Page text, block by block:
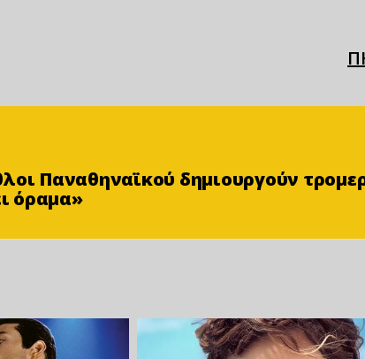
Παναθηναϊκού δημιουργούν
όραμα»